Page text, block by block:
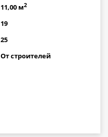
11,00 м2
19
25
От строителей